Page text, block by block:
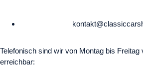
Telefonisch sind wir von Montag bis Freitag
erreichbar: